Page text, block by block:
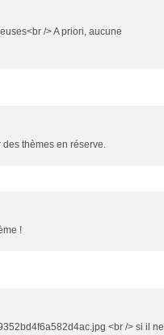
/> A priori, aucune
thèmes en réserve.
!
<br /> si il ne